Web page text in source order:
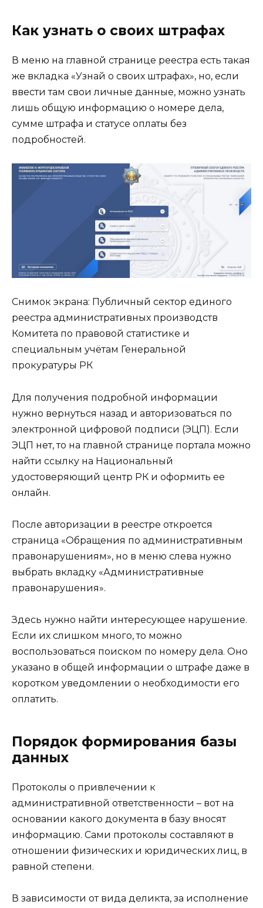
Как узнать о своих штрафах
В меню на главной странице реестра есть такая
же вкладка «Узнай о своих штрафах», но, если
ввести там свои личные данные, можно узнать
лишь общую информацию о номере дела,
сумме штрафа и статусе оплаты без
подробностей.
Снимок экрана: Публичный сектор единого
реестра административных производств
Комитета по правовой статистике и
специальным учётам Генеральной
прокуратуры РК
Для получения подробной информации
нужно вернуться назад и авторизоваться по
электронной цифровой подписи (ЭЦП). Если
ЭЦП нет, то на главной странице портала можно
найти ссылку на Национальный
удостоверяющий центр РК и оформить ее
онлайн.
После авторизации в реестре откроется
страница «Обращения по административным
правонарушениям», но в меню слева нужно
выбрать вкладку «Административные
правонарушения».
Здесь нужно найти интересующее нарушение.
Если их слишком много, то можно
воспользоваться поиском по номеру дела. Оно
указано в общей информации о штрафе даже в
коротком уведомлении о необходимости его
оплатить.
Порядок формирования базы
данных
Протоколы о привлечении к
административной ответственности – вот на
основании какого документа в базу вносят
информацию. Сами протоколы составляют в
отношении физических и юридических лиц, в
равной степени.
В зависимости от вида деликта, за исполнение